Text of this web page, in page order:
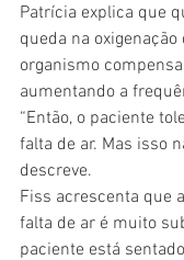
Patrícia explica que
queda na oxigenação
organismo
aumentando a
“Então, o paciente
falta de ar. Mas isso
descreve.
Fiss acrescenta que
falta de ar é muito
paciente está